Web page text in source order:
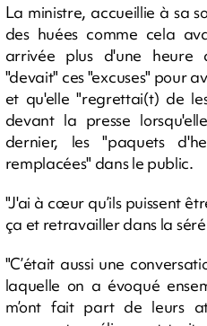
La ministre, accueillie à sa
des huées comme cela
arrivée plus d'une heure
"devait" ces "excuses" pour
et qu'elle "regrettai(t) de
devant la presse
dernier, les "paquets
remplacées" dans le public.
"J'ai à cœur qu’ils puissent
ça et retravailler dans la
"C’était aussi une
laquelle on a évoqué
m’ont fait part de leurs